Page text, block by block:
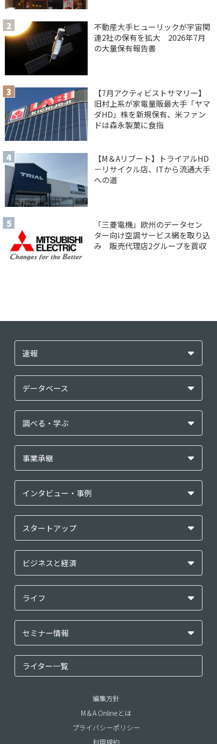
不動産大手ヒューリックが宇宙関
連2社の保有を拡大 2026年7月
の大量保有報告書
【7月アクティビストサマリー】
旧村上系が家電量販最大手「ヤマ
ダHD」株を新規保有、米ファン
ドは森永製菓に食指
【M＆Aリブート】トライアルHD
－リサイクル店、ITから流通大手
への道
「三菱電機」欧州のデータセン
ター向け空調サービス網を取り込
み 販売代理店2グループを買収
速報
データベース
調べる・学ぶ
事業承継
インタビュー・事例
スタートアップ
ビジネスと経済
ライフ
セミナー情報
ライター一覧
編集方針
M＆A Onlineとは
プライバシーポリシー